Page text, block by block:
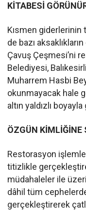
KİTABESİ
Kısmen giderlerinin
de bazı
Çavuş Çeşmesi’ni
Belediyesi,
Muharrem Hasbi
okunmayacak hale
altın yaldızlı
ÖZGÜN KİMLİĞİNE
Restorasyon
titizlikle
müdahaleler ile
dâhil tüm
gerçekleştirerek